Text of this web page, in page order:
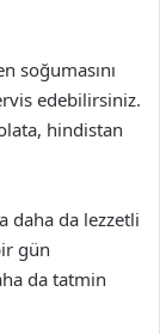
soğumasını
edebilirsiniz.
hindistan
daha da lezzetli
gün
da tatmin